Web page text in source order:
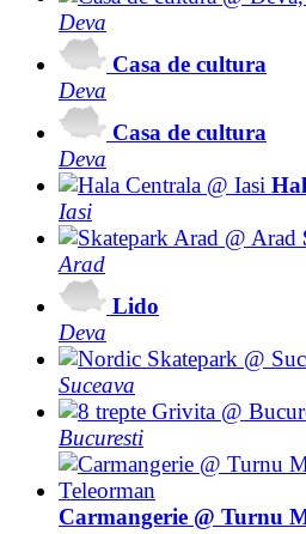
Deva
Casa de cultura
Deva
Casa de cultura
Deva
Iasi
Arad
Lido
Deva
Suceava
Bucuresti
Carmangerie @ Turnu